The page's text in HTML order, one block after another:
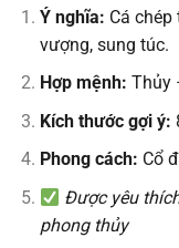
Ý nghĩa: Cá
vượng, sung túc.
Hợp mệnh: Thủy
Kích thước gợi ý:
Phong cách: Cổ
Được yêu
phong thủy